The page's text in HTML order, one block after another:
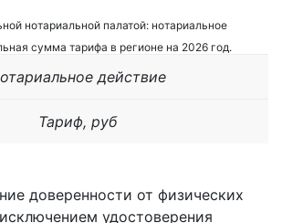
нотариальной палатой: нотариальное
сумма тарифа в регионе на 2026 год.
действие
Тариф, руб
доверенности от физических
удостоверения